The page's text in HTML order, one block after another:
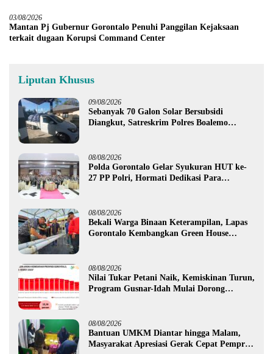
03/08/2026
Mantan Pj Gubernur Gorontalo Penuhi Panggilan Kejaksaan
terkait dugaan Korupsi Command Center
Liputan Khusus
09/08/2026
Sebanyak 70 Galon Solar Bersubsidi
Diangkut, Satreskrim Polres Boalemo
08/08/2026
Polda Gorontalo Gelar Syukuran HUT ke-
27 PP Polri, Hormati Dedikasi Para
08/08/2026
Bekali Warga Binaan Keterampilan, Lapas
Gorontalo Kembangkan Green House
08/08/2026
Nilai Tukar Petani Naik, Kemiskinan Turun,
Program Gusnar-Idah Mulai Dorong
08/08/2026
Bantuan UMKM Diantar hingga Malam,
Masyarakat Apresiasi Gerak Cepat Pemprov